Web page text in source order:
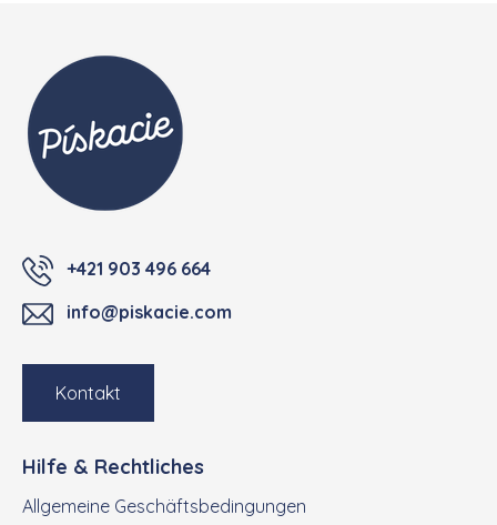
+421 903 496 664
info@piskacie.com
Kontakt
Hilfe & Rechtliches
Allgemeine Geschäftsbedingungen